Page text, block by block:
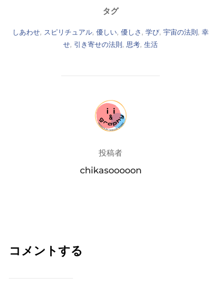
タグ
しあわせ, スピリチュアル, 優しい, 優しさ , 学び, 宇宙の法則, 幸
せ, 引き寄せの法則, 思考, 生活
投稿者
投稿者
chikasooooon
コメントする